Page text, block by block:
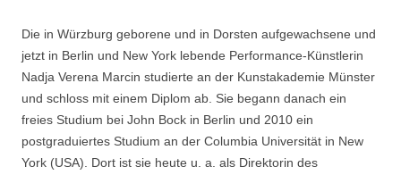
Die in Würzburg geborene und in Dorsten aufgewachsene und
jetzt in Berlin und New York lebende Performance-Künstlerin
Nadja Verena Marcin studierte an der Kunstakademie Münster
und schloss mit einem Diplom ab. Sie begann danach ein
freies Studium bei John Bock in Berlin und 2010 ein
postgraduiertes Studium an der Columbia Universität in New
York (USA). Dort ist sie heute u. a. als Direktorin des